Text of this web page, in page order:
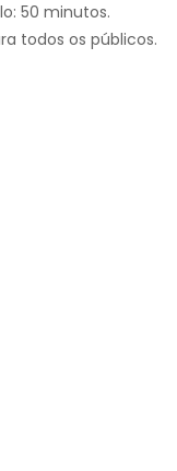
50 minutos.
todos os públicos.